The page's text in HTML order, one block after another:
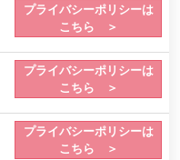
プライバシーポリシーは
こちら ＞
プライバシーポリシーは
こちら ＞
プライバシーポリシーは
こちら ＞